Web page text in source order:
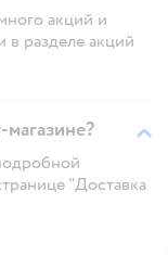
акций и
в разделе акций
магазине?
"Доставка